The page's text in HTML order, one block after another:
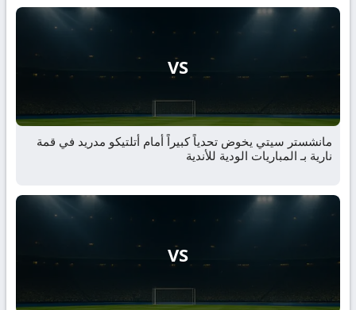
VS
مانشستر سيتي يخوض تحدياً كبيراً أمام أتلتيكو مدريد في قمة
نارية بـ المباريات الودية للأندية
VS